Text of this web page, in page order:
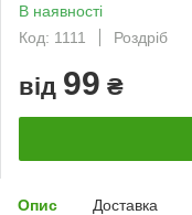
В наявності
Код: 1111
Роздріб
від 99 ₴
Опис Доставка